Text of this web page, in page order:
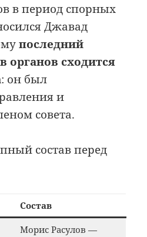
в период спорных
Джавад
последний
органов сходится
: он был
и
совета.
состав перед
Состав
Морис Расулов —